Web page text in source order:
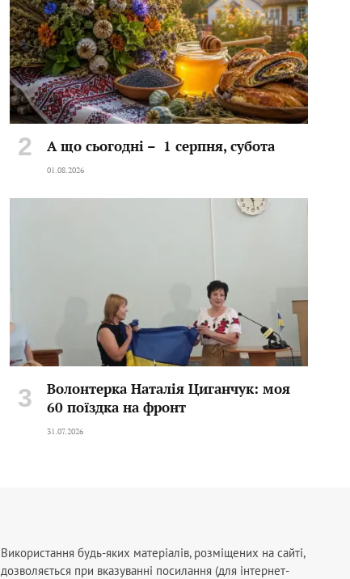
А що сьогодні – 1 серпня, субота
01.08.2026
Волонтерка Наталія Циганчук: моя
60 поїздка на фронт
31.07.2026
Використання будь-яких матеріалів, розміщених на сайті,
дозволяється при вказуванні посилання (для інтернет-